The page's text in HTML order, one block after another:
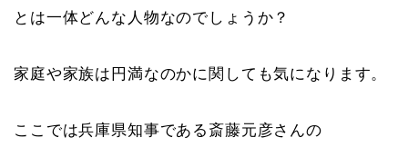
とは一体どんな人物なのでしょうか？
家庭や家族は円満なのかに関しても気になります。
ここでは兵庫県知事である斎藤元彦さんの